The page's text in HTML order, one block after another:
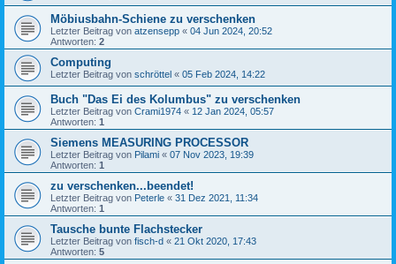
Möbiusbahn-Schiene zu verschenken
Letzter Beitrag von atzensepp « 04 Jun 2024, 20:52
Antworten: 2
Computing
Letzter Beitrag von schröttel « 05 Feb 2024, 14:22
Buch "Das Ei des Kolumbus" zu verschenken
Letzter Beitrag von Crami1974 « 12 Jan 2024, 05:57
Antworten: 1
Siemens MEASURING PROCESSOR
Letzter Beitrag von Pilami « 07 Nov 2023, 19:39
Antworten: 1
zu verschenken...beendet!
Letzter Beitrag von Peterle « 31 Dez 2021, 11:34
Antworten: 1
Tausche bunte Flachstecker
Letzter Beitrag von fisch-d « 21 Okt 2020, 17:43
Antworten: 5